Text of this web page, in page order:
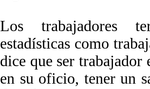
Los trabajadores
estadísticas como
dice que ser trabajador
en su oficio, tener un